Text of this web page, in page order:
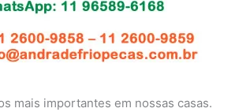
mais importantes em nossas casas.